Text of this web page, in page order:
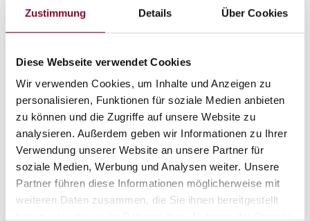
Zustimmung Details Über Cookies
Diese Webseite verwendet Cookies
Wir verwenden Cookies, um Inhalte und Anzeigen zu
personalisieren, Funktionen für soziale Medien anbieten
zu können und die Zugriffe auf unsere Website zu
analysieren. Außerdem geben wir Informationen zu Ihrer
Verwendung unserer Website an unsere Partner für
soziale Medien, Werbung und Analysen weiter. Unsere
Partner führen diese Informationen möglicherweise mit
weiteren Daten zusammen, die Sie ihnen bereitgestellt